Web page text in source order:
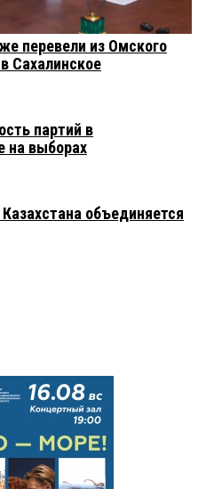
перевели из Омского
Сахалинское
партий в
на выборах
объединяется